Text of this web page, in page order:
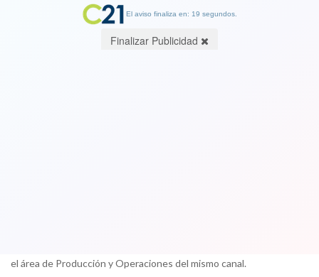
el área de Producción y Operaciones del mismo canal.
El aviso finaliza en: 19 segundos.
Finalizar Publicidad